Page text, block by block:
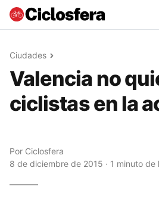
Ciudades
Valencia no
ciclistas en la
Por Ciclosfera
8 de diciembre de 2015 · 1 minuto de